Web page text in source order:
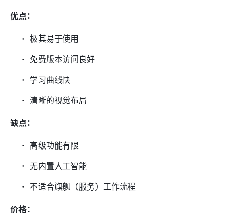
优点：
极其易于使用
免费版本访问良好
学习曲线快
清晰的视觉布局
缺点：
高级功能有限
无内置人工智能
不适合旗舰（服务）工作流程
价格：